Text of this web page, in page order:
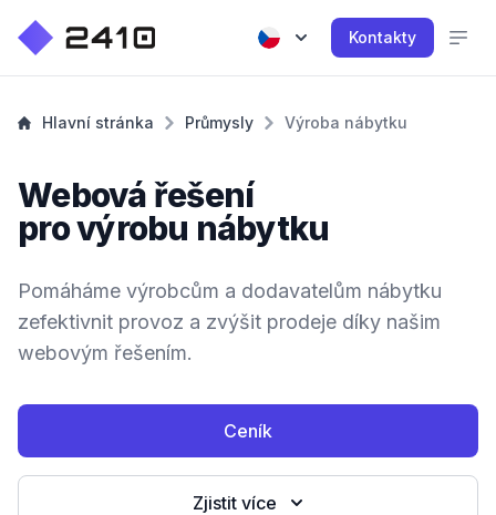
Kontakty
Hlavní stránka Průmysly Výroba nábytku
Webová řešení
pro výrobu nábytku
Pomáháme výrobcům a dodavatelům nábytku
zefektivnit provoz a zvýšit prodeje díky našim
webovým řešením.
Ceník
Zjistit více